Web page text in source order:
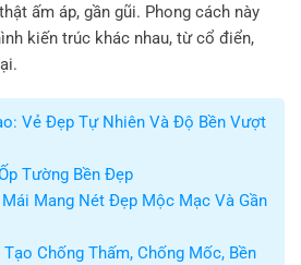
ấm áp, gần gũi. Phong cách này
kiến trúc khác nhau, từ cổ điển,
Vẻ Đẹp Tự Nhiên Và Độ Bền Vượt
Tường Bền Đẹp
Mang Nét Đẹp Mộc Mạc Và Gần
Chống Thấm, Chống Mốc, Bền